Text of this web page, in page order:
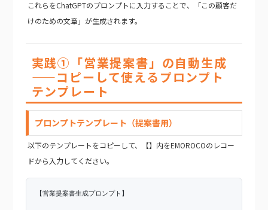
これらをChatGPTのプロンプトに入力することで、「この顧客だ
けのための文章」が生成されます。
実践①「営業提案書」の自動生成
——コピーして使えるプロンプト
テンプレート
プロンプトテンプレート（提案書用）
以下のテンプレートをコピーして、【】内をEMOROCOのレコー
ドから入力してください。
【営業提案書生成プロンプト】